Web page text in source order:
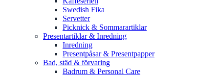
Swedish Fika
Servetter
Picknick & Sommarartiklar
Presentartiklar & Inredning
Inredning
Presentpåsar & Presentpapper
Bad, städ & förvaring
Badrum & Personal Care